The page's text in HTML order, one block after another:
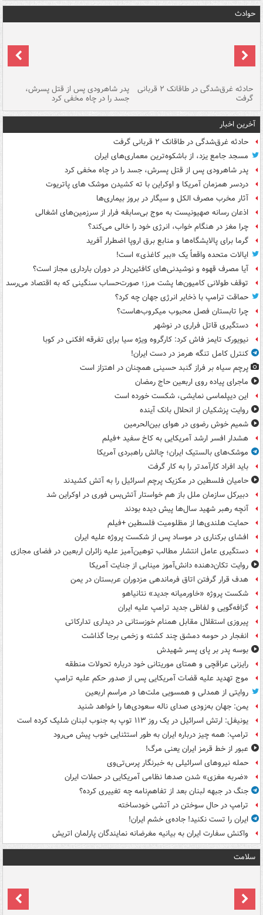
حوادث
حادثه غرق‌شدگی در طاقانک ۲ قربانی
گرفت
پدر شاهرودی پس از قتل پسرش،
جسد را در چاه مخفی کرد
آخرین اخبار
حادثه غرق‌شدگی در طاقانک ۲ قربانی گرفت
مسجد جامع یزد، از باشکوه‌ترین معماری‌های ایران
پدر شاهرودی پس از قتل پسرش، جسد را در چاه مخفی کرد
دردسر همزمان آمریکا و اوکراین با ته کشیدن موشک های پاتریوت
آثار مخرب مصرف الکل و سیگار در بروز بیماری‌ها
اذعان رسانه صهیونیست به موج بی‌سابقه فرار از سرزمین‌های اشغالی
چرا مغز در هنگام خواب، انرژی خود را خالی می‌کند؟
گرما برای پالایشگاه‌ها و منابع برق اروپا اضطرار آفرید
ایالات متحده واقعاً یک «ببر کاغذی» است!
آیا مصرف قهوه و نوشیدنی‌های کافئین‌دار در دوران بارداری مجاز است؟
توقف طولانی کامیون‌ها پشت مرز؛ صورت‌حساب سنگینی که به اقتصاد می‌رسد
حماقت ترامپ با ذخایر انرژی جهان چه کرد؟
چرا تابستان فصل محبوب میکروب‌هاست؟
دستگیری قاتل فراری در نوشهر
نیویورک تایمز فاش کرد: کارگروه ویژه سیا برای تفرقه افکنی در کوبا
کنترل کامل تنگه هرمز در دست ایران!
پرچم سیاه بر فراز گنبد حسینی همچنان در اهتزاز است
ماجرای پیاده روی اربعین حاج رمضان
این دیپلماسی نمایشی، شکست خورده است
روایت پزشکیان از انحلال بانک آینده
شمیم خوش رضوی در هوای بین‌الحرمین
هشدار افسر ارشد آمریکایی به کاخ سفید +فیلم
موشک‌های بالستیک ایران؛ چالش راهبردی آمریکا
باید افراد کارآمدتر را به کار گرفت
حامیان فلسطین در مکزیک پرچم اسرائیل را به آتش کشیدند
دبیرکل سازمان ملل باز هم خواستار آتش‌بس فوری در اوکراین شد
آنچه رهبر شهید سال‌ها پیش دیده بودند
حمایت هلندی‌ها از مظلومیت فلسطین +فیلم
افشای برکناری در موساد پس از شکست پروژه علیه ایران
دستگیری عامل انتشار مطالب توهین‌آمیز علیه زائران اربعین در فضای مجازی
روایت تکان‌دهنده دانش‌آموز مینابی از جنایت آمریکا
هدف قرار گرفتن اتاق‌ فرماندهی مزدوران عربستان در یمن
شکست پروژه «خاورمیانه جدید» نتانیاهو
گزافه‌گویی و لفاظی جدید ترامپ علیه ایران
پیروزی استقلال مقابل همنام خوزستانی در دیداری تدارکاتی
انفجار در حومه دمشق چند کشته و زخمی برجا گذاشت
بوسه‌ پدر بر پای پسر شهیدش
رایزنی عراقچی و همتای موریتانی خود درباره تحولات منطقه
موج تهدید علیه قضات آمریکایی پس از صدور حکم علیه ترامپ
روایتی از همدلی و همسویی ملت‌ها در مراسم اربعین
یمن: جهان به‌زودی صدای ناله سعودی‌ها را خواهد شنید
یونیفل: ارتش اسرائیل در یک روز ۱۱۳ توپ به جنوب لبنان شلیک کرده است
ترامپ: همه چیز درباره ایران به طور استثنایی خوب پیش می‌رود
عبور از خط قرمز ایران یعنی مرگ!
حمله نیروهای اسرائیلی به خبرنگار پرس‌تی‌وی
«ضربه مغزی» شدن صدها نظامی آمریکایی در حملات ایران
جنگ در جبهه لبنان بعد از تفاهم‌نامه چه تغییری کرده؟
ترامپ در حال سوختن در آتشی خودساخته
ایران را تست نکنید! جاده‌ی خشم ایران!
واکنش سفارت ایران به بیانیه مغرضانه نمایندگان پارلمان اتریش
سلامت